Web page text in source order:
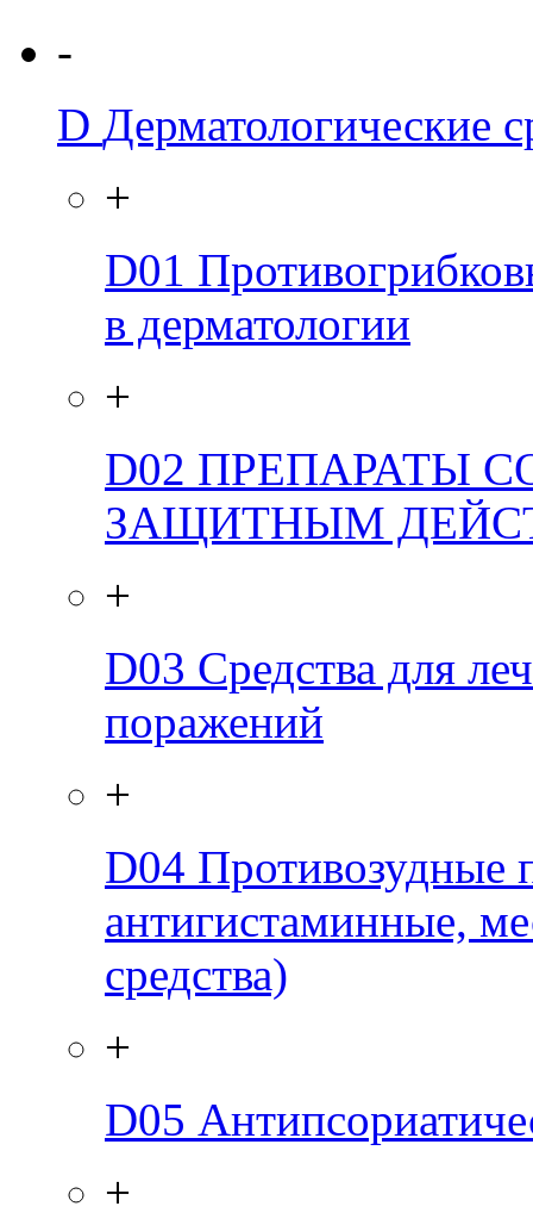
-
D Дерматологические
+
D01
в дерматологии
+
D02 ПРЕПАРАТЫ
ЗАЩИТНЫМ
+
D03 Средства для
поражений
+
D04 Противозудные
антигистаминные,
средства)
+
D05
+